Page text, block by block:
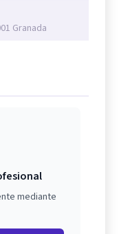
Granada
mediante